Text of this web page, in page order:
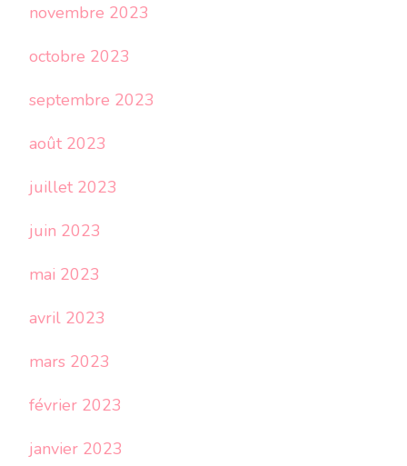
novembre 2023
octobre 2023
septembre 2023
août 2023
juillet 2023
juin 2023
mai 2023
avril 2023
mars 2023
février 2023
janvier 2023